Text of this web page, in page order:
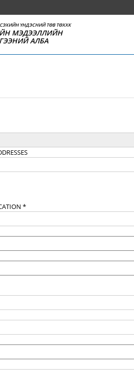
ҮНДЭСНИЙ ТӨВ ТӨХХК
МЭДЭЭЛЛИЙН
АЛБА
*